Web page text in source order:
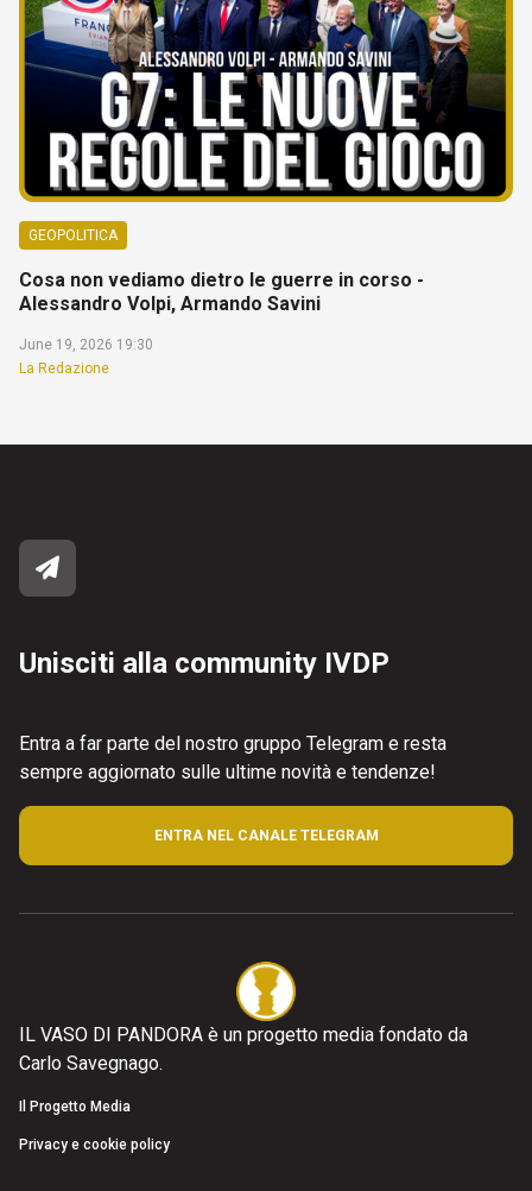
GEOPOLITICA
Cosa non vediamo dietro le guerre in corso -
Alessandro Volpi, Armando Savini
June 19, 2026 19:30
La Redazione
Unisciti alla community IVDP
Entra a far parte del nostro gruppo Telegram e resta
sempre aggiornato sulle ultime novità e tendenze!
ENTRA NEL CANALE TELEGRAM
IL VASO DI PANDORA è un progetto media fondato da
Carlo Savegnago.
Il Progetto Media
Privacy e cookie policy